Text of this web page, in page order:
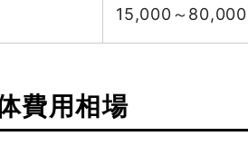
15,000～80,000
費用相場